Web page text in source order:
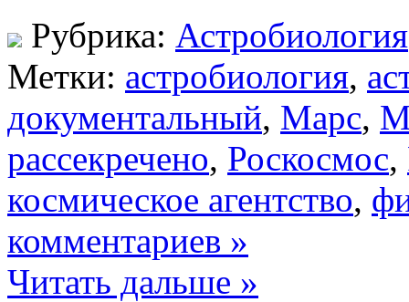
Рубрика: Астробиология
Метки: астробиология,
документальный, Марс,
рассекречено, Роскосмос,
космическое агентство,
комментариев »
Читать дальше »